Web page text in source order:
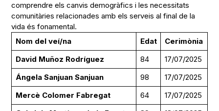
comprendre els canvis demogràfics i les necessitats
comunitàries relacionades amb els serveis al final de la
vida és fonamental.
Nom del veí/na
Edat
Cerimònia
David Muñoz Rodríguez
84
17/07/2025
Ángela Sanjuan Sanjuan
98
17/07/2025
Mercè Colomer Fabregat
64
17/07/2025